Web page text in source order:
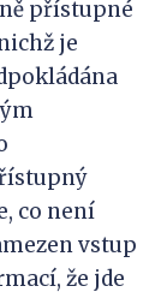
přístupné
je
co není
vstup
že jde